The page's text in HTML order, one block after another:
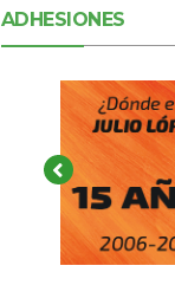
ADHESIONES